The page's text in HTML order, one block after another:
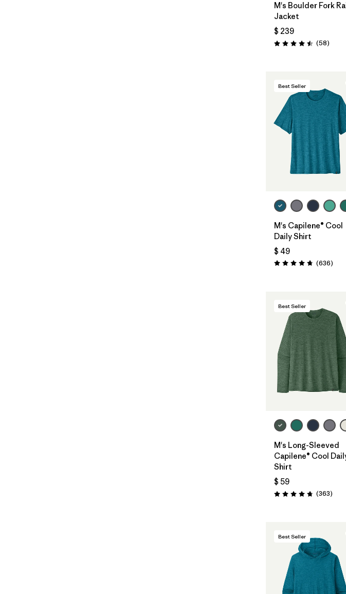
M's Boulder Fork
Jacket
$ 239
Valoración: 4.5 / 5
(58)
Best Seller
M's Capilene® Cool
Daily Shirt
$ 49
Valoración: 4.7 / 5
(636)
Best Seller
M's Long-Sleeved
Capilene® Cool
Shirt
$ 59
Valoración: 4.7 / 5
(363)
Best Seller